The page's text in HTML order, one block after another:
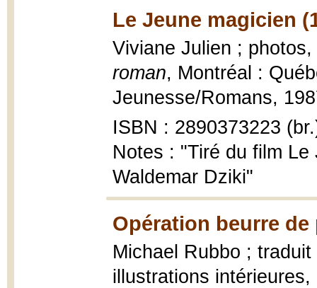
Le Jeune magicien
Viviane Julien ;
roman, Montréal :
Jeunesse/Romans,
ISBN : 2890373223
Notes : "Tiré du film
Waldemar Dziki"
Opération beurre de
Michael Rubbo ;
illustrations